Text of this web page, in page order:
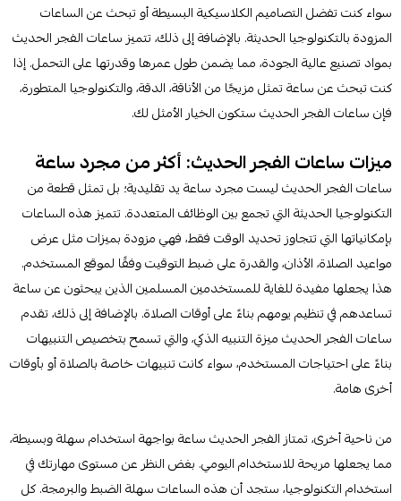
سواء كنت تفضل التصاميم الكلاسيكية البسيطة أو تبحث عن الساعات
المزودة بالتكنولوجيا الحديثة. بالإضافة إلى ذلك، تتميز ساعات الفجر الحديث
بمواد تصنيع عالية الجودة، مما يضمن طول عمرها وقدرتها على التحمل. إذا
كنت تبحث عن ساعة تمثل مزيجًا من الأناقة، الدقة، والتكنولوجيا المتطورة،
فإن ساعات الفجر الحديث ستكون الخيار الأمثل لك.
ميزات ساعات الفجر الحديث: أكثر من مجرد ساعة
ساعات الفجر الحديث ليست مجرد ساعة يد تقليدية؛ بل تمثل قطعة من
التكنولوجيا الحديثة التي تجمع بين الوظائف المتعددة. تتميز هذه الساعات
بإمكانياتها التي تتجاوز تحديد الوقت فقط، فهي مزودة بميزات مثل عرض
مواعيد الصلاة، الأذان، والقدرة على ضبط التوقيت وفقًا لموقع المستخدم.
هذا يجعلها مفيدة للغاية للمستخدمين المسلمين الذين يبحثون عن ساعة
تساعدهم في تنظيم يومهم بناءً على أوقات الصلاة. بالإضافة إلى ذلك، تقدم
ساعات الفجر الحديث ميزة التنبيه الذكي، والتي تسمح بتخصيص التنبيهات
بناءً على احتياجات المستخدم، سواء كانت تنبيهات خاصة بالصلاة أو بأوقات
أخرى هامة.
من ناحية أخرى، تمتاز الفجر الحديث ساعة بواجهة استخدام سهلة وبسيطة،
مما يجعلها مريحة للاستخدام اليومي. بغض النظر عن مستوى مهارتك في
استخدام التكنولوجيا، ستجد أن هذه الساعات سهلة الضبط والبرمجة. كل